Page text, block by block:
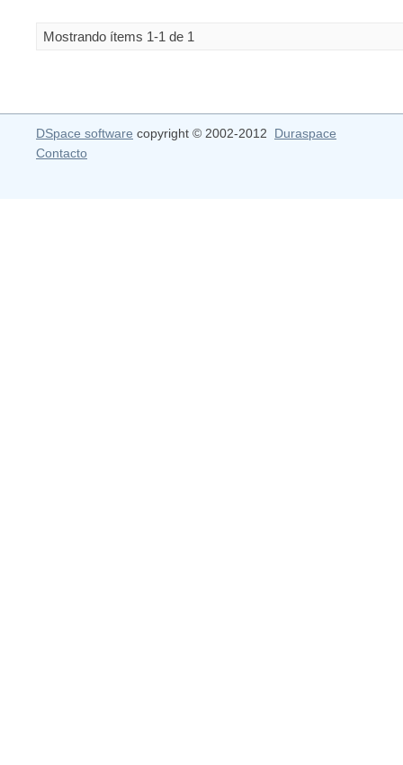
Mostrando ítems 1-1 de 1
DSpace software copyright © 2002-2012 Duraspace
Contacto